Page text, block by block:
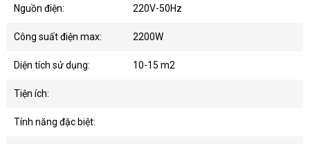
Nguồn điện: 220V-50Hz
Công suất điện max: 2200W
Diện tích sử dụng: 10-15 m2
Tiện ích:
Tính năng đặc biệt: